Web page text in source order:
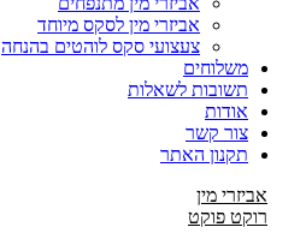
אביזרי מין לסקס מיוחד
צעצועי סקס לוהטים בהנחה
משלוחים
תשובות לשאלות
אודות
צור קשר
תקנון האתר
אביזרי מין
רוקט פוקט